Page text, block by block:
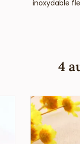
inoxydable
4